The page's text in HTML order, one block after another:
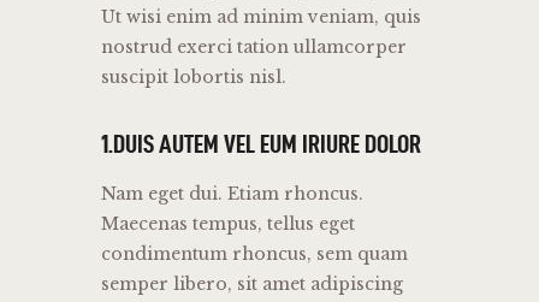
Ut wisi enim ad minim veniam, quis
nostrud exerci tation ullamcorper
suscipit lobortis nisl.
1.DUIS AUTEM VEL EUM IRIURE DOLOR
Nam eget dui. Etiam rhoncus.
Maecenas tempus, tellus eget
condimentum rhoncus, sem quam
semper libero, sit amet adipiscing